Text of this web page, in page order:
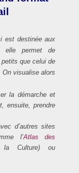
est destinée aux
elle permet de
que celui de
On visualise alors
la démarche et
ensuite, prendre
d’autres sites
l’Atlas des
Culture) ou